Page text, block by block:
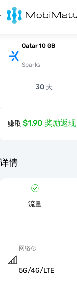
Qatar 10 GB
Sparks
30 天
赚取 $1.90 奖励返现
详情
流量
网络
5G/4G/LTE